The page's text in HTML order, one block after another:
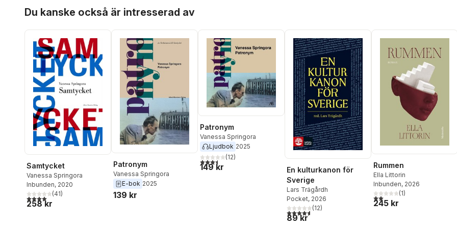
Du kanske också är intresserad av
Samtycket
Vanessa Springora
Inbunden, 2020
4,0utav 5 stjärnor. Totalt antal röster:
(41)
258 kr
Patronym
Vanessa Springora
E-bok 2025
139 kr
Patronym
Vanessa Springora
Ljudbok 2025
3,5utav 5 stjärnor. Totalt antal röster:
(12)
149 kr
En kulturkanon för
Sverige
Lars Trägårdh
Pocket, 2026
4,6utav 5 stjärnor. Totalt antal röster:
(12)
89 kr
Rummen
Ella Littorin
Inbunden, 2026
2,0utav 5 stjärnor. Totalt
(1)
245 kr